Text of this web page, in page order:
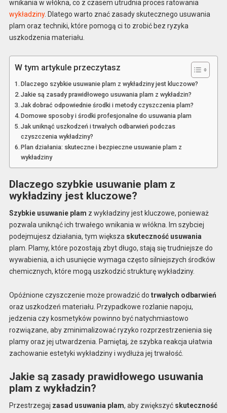
wnikania w włókna, co z czasem utrudnia proces ratowania
wykładziny. Dlatego warto znać zasady skutecznego usuwania
plam oraz techniki, które pomogą ci to zrobić bez ryzyka
uszkodzenia materiału.
W tym artykule przeczytasz
Dlaczego szybkie usuwanie plam z wykładziny jest kluczowe?
Jakie są zasady prawidłowego usuwania plam z wykładzin?
Jak dobrać odpowiednie środki i metody czyszczenia plam?
Domowe sposoby i środki profesjonalne do usuwania plam
Jak uniknąć uszkodzeń i trwałych odbarwień podczas
czyszczenia wykładziny?
Plan działania: skuteczne i bezpieczne usuwanie plam z
wykładziny
Dlaczego szybkie usuwanie plam z
wykładziny jest kluczowe?
Szybkie usuwanie plam z wykładziny jest kluczowe, ponieważ
pozwala uniknąć ich trwałego wnikania w włókna. Im szybciej
podejmujesz działania, tym większa skuteczność usuwania
plam. Plamy, które pozostają zbyt długo, stają się trudniejsze do
wywabienia, a ich usunięcie wymaga często silniejszych środków
chemicznych, które mogą uszkodzić strukturę wykładziny.
Opóźnione czyszczenie może prowadzić do trwałych odbarwień
oraz uszkodzeń materiału. Przypadkowe rozlanie napoju,
jedzenia czy kosmetyków powinno być natychmiastowo
rozwiązane, aby zminimalizować ryzyko rozprzestrzenienia się
plamy oraz jej utwardzenia. Pamiętaj, że szybka reakcja ułatwia
zachowanie estetyki wykładziny i wydłuża jej trwałość.
Jakie są zasady prawidłowego usuwania
plam z wykładzin?
Przestrzegaj zasad usuwania plam, aby zwiększyć skuteczność